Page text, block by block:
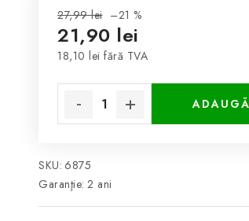
27,99 lei –21 %
21,90 lei
18,10 lei fără TVA
SKU: 6875
Garanţie: 2 ani